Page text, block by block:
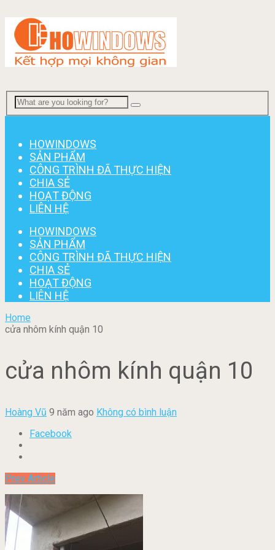
HOWINDOWS
SẢN PHẨM
CÔNG TRÌNH ĐÃ THỰC HIỆN
CHIA SẺ
HOẠT ĐỘNG
LIÊN HỆ
HOWINDOWS
SẢN PHẨM
CÔNG TRÌNH ĐÃ THỰC HIỆN
CHIA SẺ
HOẠT ĐỘNG
LIÊN HỆ
Home
cửa nhôm kính quận 10
cửa nhôm kính quận 10
Hoàng Vũ 9 năm ago Không có bình luận
Facebook
Prev Article